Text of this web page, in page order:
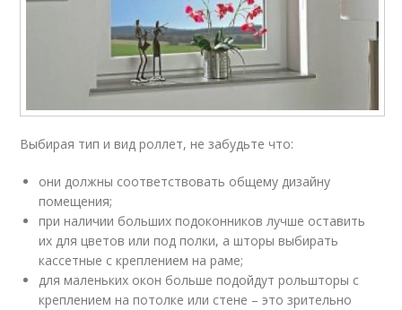
Выбирая тип и вид роллет, не забудьте что:
они должны соответствовать общему дизайну
помещения;
при наличии больших подоконников лучше оставить
их для цветов или под полки, а шторы выбирать
кассетные с креплением на раме;
для маленьких окон больше подойдут рольшторы с
креплением на потолке или стене – это зрительно